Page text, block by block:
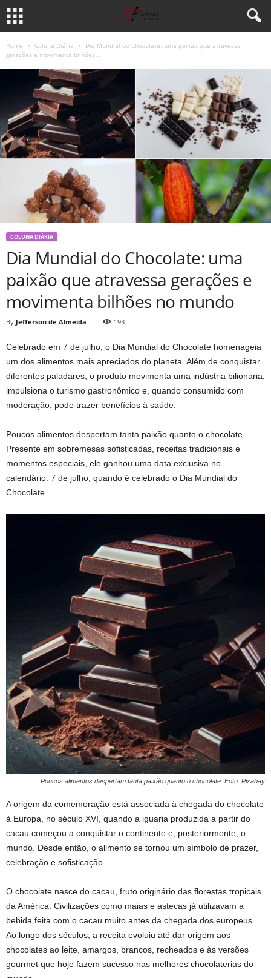
Home Coluna Diária
Dia Mundial do Chocolate: uma paixão que atravessa
gerações e movimenta bilhões...
COLUNA DIÁRIA
Dia Mundial do Chocolate: uma
paixão que atravessa gerações e
movimenta bilhões no mundo
By Jefferson de Almeida - 193
Celebrado em 7 de julho, o Dia Mundial do Chocolate homenageia
um dos alimentos mais apreciados do planeta. Além de conquistar
diferentes paladares, o produto movimenta uma indústria bilionária,
impulsiona o turismo gastronômico e, quando consumido com
moderação, pode trazer benefícios à saúde.
Poucos alimentos despertam tanta paixão quanto o chocolate.
Presente em sobremesas sofisticadas, receitas tradicionais e
momentos especiais, ele ganhou uma data exclusiva no
calendário: 7 de julho, quando é celebrado o Dia Mundial do
Chocolate.
Poucos alimentos despertam tanta paixão quanto o chocolate. Foto: Pixabay
A origem da comemoração está associada à chegada do chocolate
à Europa, no século XVI, quando a iguaria produzida a partir do
cacau começou a conquistar o continente e, posteriormente, o
mundo. Desde então, o alimento se tornou um símbolo de prazer,
celebração e sofisticação.
O chocolate nasce do cacau, fruto originário das florestas tropicais
da América. Civilizações como maias e astecas já utilizavam a
bebida feita com o cacau muito antes da chegada dos europeus.
Ao longo dos séculos, a receita evoluiu até dar origem aos
chocolates ao leite, amargos, brancos, recheados e às versões
gourmet que hoje fazem sucesso nas melhores chocolaterias do